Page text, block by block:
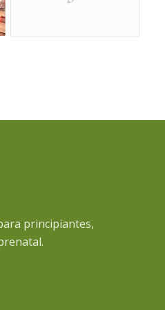
principiantes,